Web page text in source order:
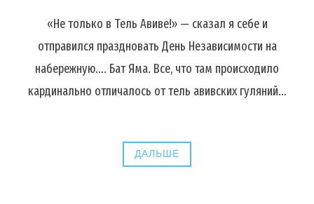
«Не только в Тель Авиве!» — сказал я себе и
отправился праздновать День Независимости на
набережную…. Бат Яма. Все, что там происходило
кардинально отличалось от тель авивских гуляний…
ДАЛЬШЕ